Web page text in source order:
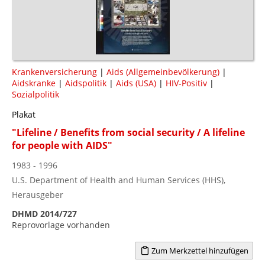
Krankenversicherung | Aids (Allgemeinbevölkerung) |
Aidskranke | Aidspolitik | Aids (USA) | HIV-Positiv |
Sozialpolitik
Plakat
"Lifeline / Benefits from social security / A lifeline
for people with AIDS"
1983 - 1996
U.S. Department of Health and Human Services (HHS),
Herausgeber
DHMD 2014/727
Reprovorlage vorhanden
Zum Merkzettel hinzufügen